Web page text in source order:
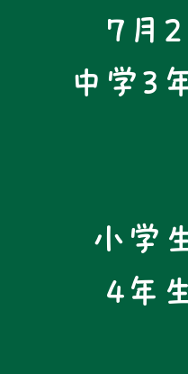
7月
中学3
小学
4年